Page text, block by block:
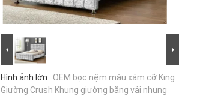
Hình ảnh lớn : OEM bọc nệm màu xám cỡ King
Giường Crush Khung giường bằng vải nhung